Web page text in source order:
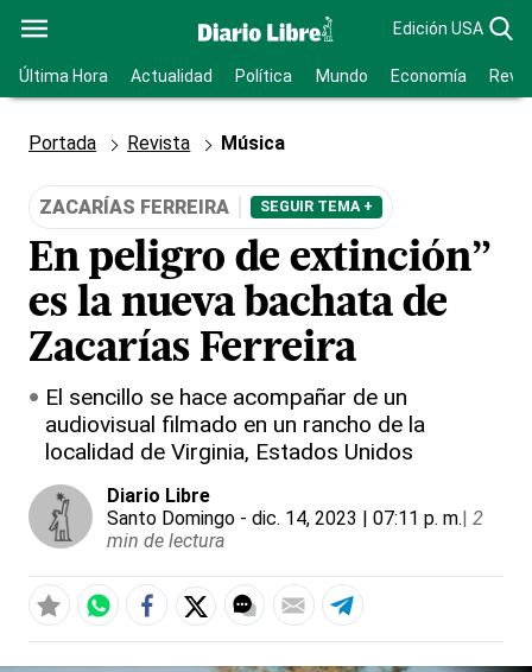
Edición USA
Última Hora Actualidad Política Mundo Economía
Portada Revista Música
ZACARÍAS FERREIRA SEGUIR TEMA +
En peligro de extinción”
es la nueva bachata de
Zacarías Ferreira
El sencillo se hace acompañar de un
audiovisual filmado en un rancho de la
localidad de Virginia, Estados Unidos
Diario Libre
Santo Domingo - dic. 14, 2023 | 07:11 p. m.| 2
min de lectura